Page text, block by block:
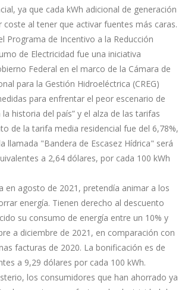
ya que cada kWh adicional de generación
coste al tener que activar fuentes más caras.
Programa de Incentivo a la Reducción
de Electricidad fue una iniciativa
Federal en el marco de la Cámara de
para la Gestión Hidroeléctrica (CREG)
para enfrentar el peor escenario de
historia del país” y el alza de las tarifas
de la tarifa media residencial fue del 6,78%,
llamada "Bandera de Escasez Hídrica" será
a 2,64 dólares, por cada 100 kWh
en agosto de 2021, pretendía animar a los
energía. Tienen derecho al descuento
su consumo de energía entre un 10% y
a diciembre de 2021, en comparación con
facturas de 2020. La bonificación es de
a 9,29 dólares por cada 100 kWh.
los consumidores que han ahorrado ya